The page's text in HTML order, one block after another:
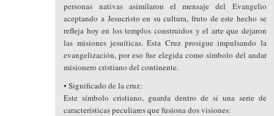
personas nativas asimilaron el mensaje del Evangelio
aceptando a Jesucristo en su cultura, fruto de este hecho se
refleja hoy en los templos construidos y el arte que dejaron
las misiones jesuíticas. Esta Cruz prosigue impulsando la
evangelización, por eso fue elegida como símbolo del andar
misionero cristiano del continente.
• Significado de la cruz:
Este símbolo cristiano, guarda dentro de sí una serie de
características peculiares que fusiona dos visiones: